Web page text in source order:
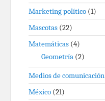
Marketing político (1)
Mascotas (22)
Matemáticas (4)
Geometría (2)
Medios de comunicación
México (21)